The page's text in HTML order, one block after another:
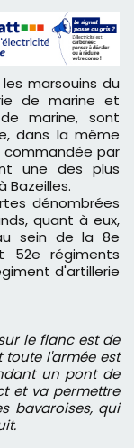
de marine et
marine, sont
dans la même
commandée par
une des plus
Bazeilles.
dénombrées
quant à eux,
sein de la 8e
52e régiments
d'artillerie
le flanc est de
toute l'armée est
un pont de
et va permettre
bavaroises, qui